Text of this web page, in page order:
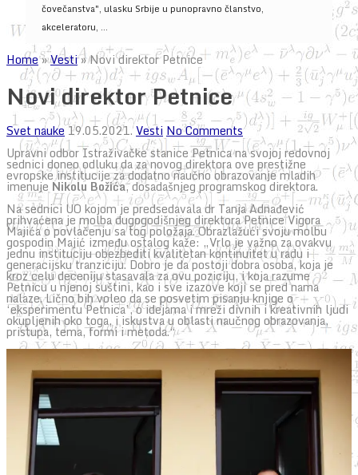
čovečanstva", ulasku Srbije u punopravno članstvo,
akceleratoru, ...
Home»Vesti»Novi direktor Petnice
Novi direktor Petnice
Svet nauke19.05.2021. Vesti No Comments
Upravni odbor Istraživačke stanice Petnica na svojoj redovnoj
sednici doneo odluku da za novog direktora ove prestižne
evropske institucije za dodatno naučno obrazovanje mladih
imenuje Nikolu Božića, dosadašnjeg programskog direktora.
Na sednici UO kojom je predsedavala dr Tanja Adnađević
prihvaćena je molba dugogodišnjeg direktora Petnice Vigora
Majića o povlačenju sa tog položaja. Obrazlažući svoju molbu
gospodin Majić između ostalog kaže: „Vrlo je važno za ovakvu
jednu instituciju obezbediti kvalitetan kontinuitet u radu i
generacijsku tranziciju. Dobro je da postoji dobra osoba, koja je
kroz celu deceniju stasavala za ovu poziciju, i koja razume
Petnicu u njenoj suštini, kao i sve izazove koji se pred nama
nalaze. Lično bih voleo da se posvetim pisanju knjige o
‘eksperimentu Petnica’, o idejama i mreži divnih i kreativnih ljudi
okupljenih oko toga, i iskustva u oblasti naučnog obrazovanja,
pristupa, tema, formi i metoda.“